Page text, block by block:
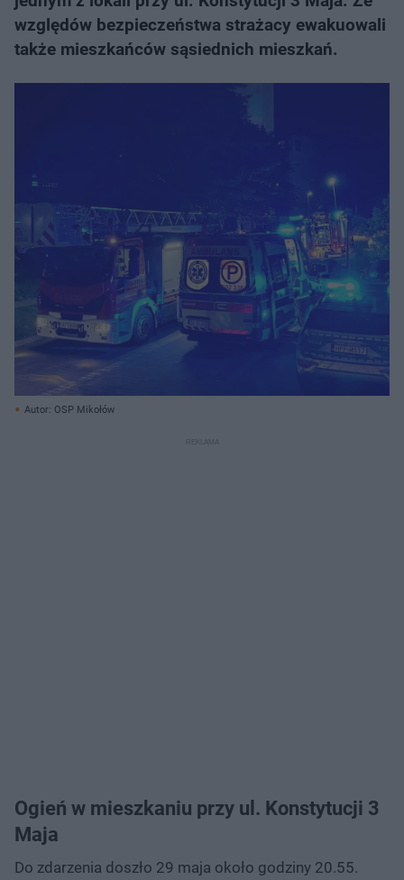
względów bezpieczeństwa strażacy ewakuowali
także mieszkańców sąsiednich mieszkań.
Autor: OSP Mikołów
Ogień w mieszkaniu przy ul. Konstytucji 3
Maja
Do zdarzenia doszło 29 maja około godziny 20.55.